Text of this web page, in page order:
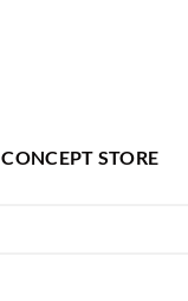
CONCEPT STORE